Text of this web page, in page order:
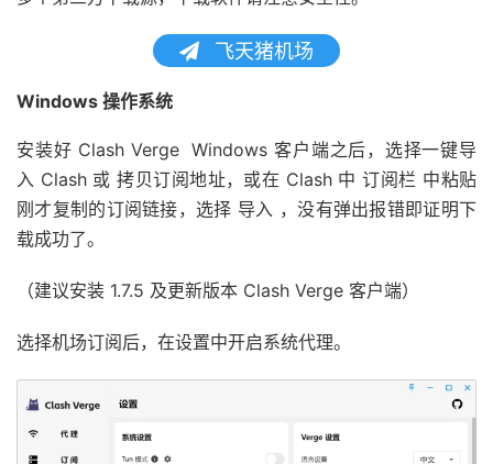
飞天猪机场
Windows 操作系统
安装好 Clash Verge Windows 客户端之后，选择一键导
入 Clash 或 拷贝订阅地址，或在 Clash 中 订阅栏 中粘贴
刚才复制的订阅链接，选择 导入 ，没有弹出报错即证明下
载成功了。
（建议安装 1.7.5 及更新版本 Clash Verge 客户端）
选择机场订阅后，在设置中开启系统代理。